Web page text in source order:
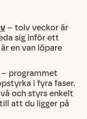
– tolv veckor är
sig inför ett
en van löpare
– programmet
i fyra faser.
och styrs enkelt
att du ligger på